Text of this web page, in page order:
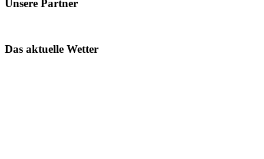
Unsere Partner
Das aktuelle Wetter